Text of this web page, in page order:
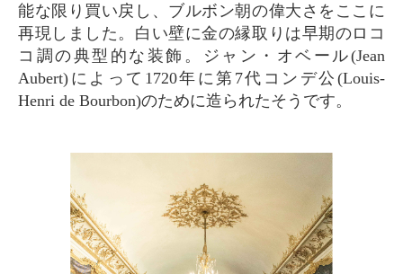
能な限り買い戻し、ブルボン朝の偉大さをここに
再現しました。白い壁に金の縁取りは早期のロコ
コ調の典型的な装飾。ジャン・オベール(Jean
Aubert)によって1720年に第7代コンデ公(Louis-
Henri de Bourbon)のために造られたそうです。